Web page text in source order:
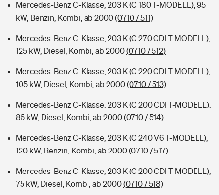
Mercedes-Benz C-Klasse, 203 K (C 180 T-MODELL), 95
kW, Benzin, Kombi, ab 2000(0710 / 511)
Mercedes-Benz C-Klasse, 203 K (C 270 CDI T-MODELL),
125 kW, Diesel, Kombi, ab 2000(0710 / 512)
Mercedes-Benz C-Klasse, 203 K (C 220 CDI T-MODELL),
105 kW, Diesel, Kombi, ab 2000(0710 / 513)
Mercedes-Benz C-Klasse, 203 K (C 200 CDI T-MODELL),
85 kW, Diesel, Kombi, ab 2000(0710 / 514)
Mercedes-Benz C-Klasse, 203 K (C 240 V6 T-MODELL),
120 kW, Benzin, Kombi, ab 2000(0710 / 517)
Mercedes-Benz C-Klasse, 203 K (C 200 CDI T-MODELL),
75 kW, Diesel, Kombi, ab 2000(0710 / 518)